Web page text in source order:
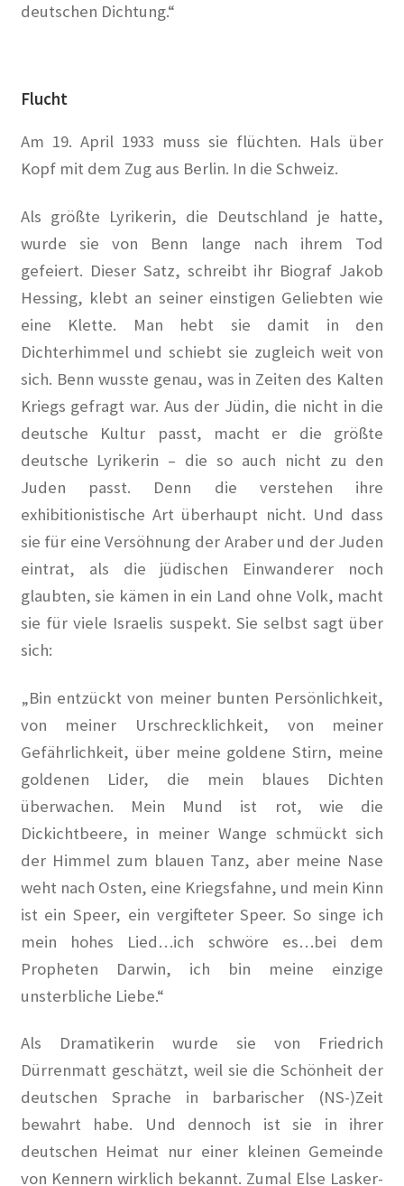
Berliner Morgenpost
in Berliner Morgenpost
Der Kiez der Kreativen in Berliner Woche
Der Verein der Künstlerkolonie in KiezEdition 01-02
2019
Die Hungerburg in Die Zeit
Die Künstlerkolonie in Wilmersdorf in Qiez
Die Rote Tintenburg – Lebendige Vergangenheit in Paul
Klinger Report
Die rote Zelle vom Laubenheimer Platz in Der
Tagesspiegel
Engagiert gegen das Vergessen und für die Zukunft der
Künstlerkolonie in Gazette Wilmersdorf März 2019
Ernst und Günther Paulus: Stein oder nicht Stein in Der
Faire Mieten in Berlin – #Bezirkstag von Lisa Paus und
Katrin Schmidberger, Die Grünen
Kauft Berlin die Künstlerkolonie Wilmersdorf zurück? in
Der Tagesspiegel
Kuensterkolonie in Berliner Abendschau
Kuenstlerkolonie Berlin Eintrag in Academic
Kuenstlerkolonie Berlin Wilmersdorf: Vonovia
Orte – Künstlerkolonie Berlin in berlin:street
Vom Leben im „Roten Block“ der Künstlerkolonie in ND
Vom Widerstand in Wilmersdorf in taz
deutschen Dichtung.“
Flucht
Am 19. April 1933 muss sie flüchten. Hals über
Kopf mit dem Zug aus Berlin. In die Schweiz.
Als größte Lyrikerin, die Deutschland je hatte,
wurde sie von Benn lange nach ihrem Tod
gefeiert. Dieser Satz, schreibt ihr Biograf Jakob
Hessing, klebt an seiner einstigen Geliebten wie
eine Klette. Man hebt sie damit in den
Dichterhimmel und schiebt sie zugleich weit von
sich. Benn wusste genau, was in Zeiten des Kalten
Kriegs gefragt war. Aus der Jüdin, die nicht in die
deutsche Kultur passt, macht er die größte
deutsche Lyrikerin – die so auch nicht zu den
Juden passt. Denn die verstehen ihre
exhibitionistische Art überhaupt nicht. Und dass
sie für eine Versöhnung der Araber und der Juden
eintrat, als die jüdischen Einwanderer noch
glaubten, sie kämen in ein Land ohne Volk, macht
sie für viele Israelis suspekt. Sie selbst sagt über
sich:
„Bin entzückt von meiner bunten Persönlichkeit,
von meiner Urschrecklichkeit, von meiner
Gefährlichkeit, über meine goldene Stirn, meine
goldenen Lider, die mein blaues Dichten
überwachen. Mein Mund ist rot, wie die
Dickichtbeere, in meiner Wange schmückt sich
der Himmel zum blauen Tanz, aber meine Nase
weht nach Osten, eine Kriegsfahne, und mein Kinn
ist ein Speer, ein vergifteter Speer. So singe ich
mein hohes Lied…ich schwöre es…bei dem
Propheten Darwin, ich bin meine einzige
unsterbliche Liebe.“
Als Dramatikerin wurde sie von Friedrich
Dürrenmatt geschätzt, weil sie die Schönheit der
deutschen Sprache in barbarischer (NS-)Zeit
bewahrt habe. Und dennoch ist sie in ihrer
deutschen Heimat nur einer kleinen Gemeinde
von Kennern wirklich bekannt. Zumal Else Lasker-